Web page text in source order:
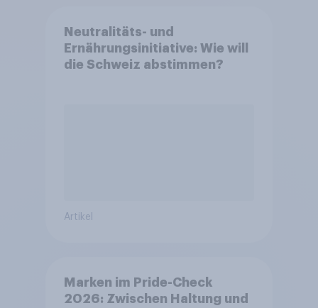
Neutralitäts- und
Ernährungsinitiative: Wie will
die Schweiz abstimmen?
Artikel
Marken im Pride-Check
2026: Zwischen Haltung und